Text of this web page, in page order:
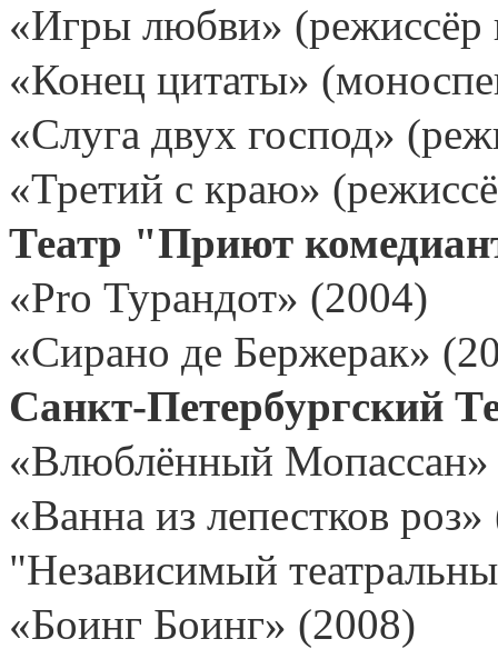
«Игры любви» (режиссёр
«Конец цитаты»
«Слуга двух господ»
«Третий с краю»
Театр "Приют
«Pro Турандот» (2004)
«Сирано де Бержерак»
Санкт-Петербургский
«Влюблённый Мопассан»
«Ванна из лепестков
"Независимый
«Боинг Боинг» (2008)